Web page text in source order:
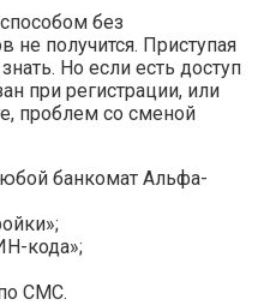
без
не получится. Приступая
Но если есть доступ
при регистрации, или
проблем со сменой
банкомат Альфа-
кода»;
СМС.